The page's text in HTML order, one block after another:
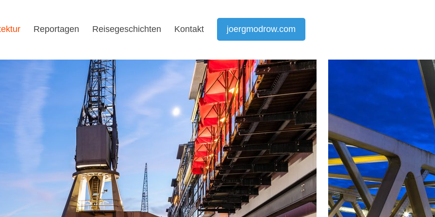
Reportagen Reisegeschichten Kontakt joergmodrow.com